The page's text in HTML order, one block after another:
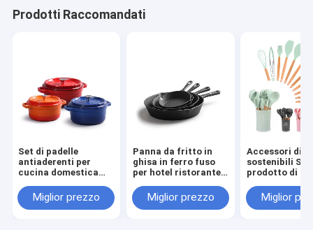
Prodotti Raccomandati
Set di padelle
antiaderenti per
cucina domestica
e servizio OEM ODM
Miglior prezzo
Panna da fritto in
ghisa in ferro fuso
per hotel ristorante
classico
Miglior prezzo
Accessori di
sostenibili Set
prodotto di
1,2 kg
Miglior